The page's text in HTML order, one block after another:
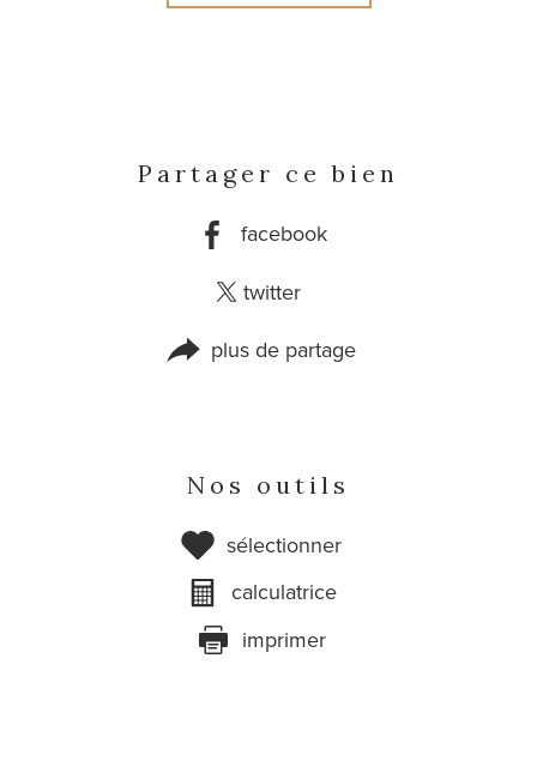
Partager ce bien
facebook
twitter
plus de partage
Nos outils
sélectionner
calculatrice
imprimer